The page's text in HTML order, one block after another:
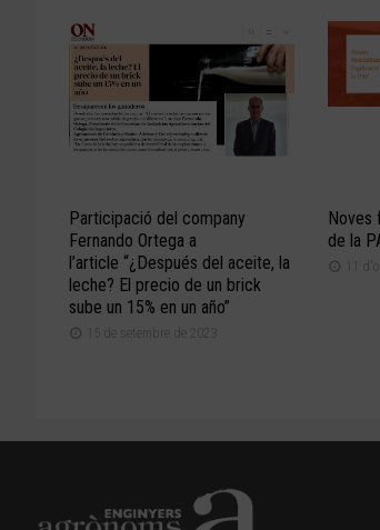
Participació del company
Fernando Ortega a
l’article “¿Después del aceite, la
leche? El precio de un brick
sube un 15% en un año”
15 de setembre de 2023
Noves
de la
11